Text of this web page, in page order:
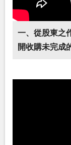
一、從股東之
開收購未完成